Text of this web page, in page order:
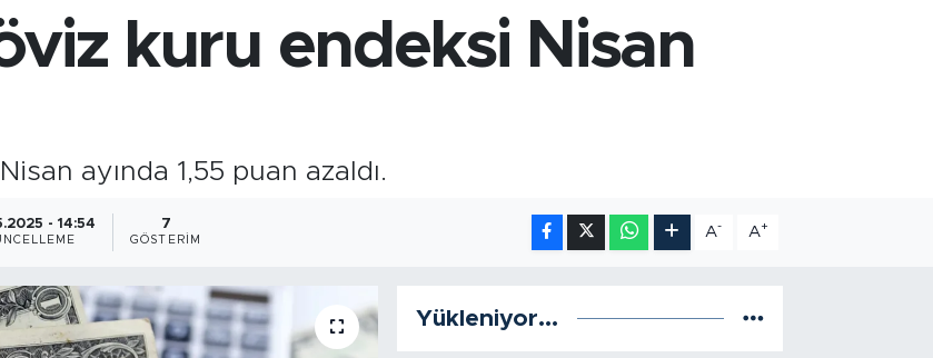
kuru endeksi Nisan
ayında 1,55 puan azaldı.
- 14:54 7
GÖSTERIM
A- A+
Yükleniyor...